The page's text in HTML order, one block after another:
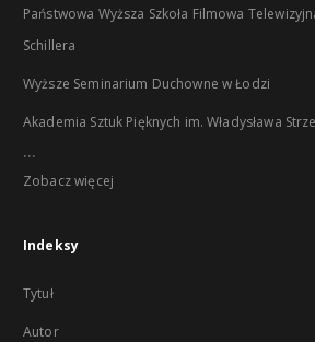
Państwowa Wyższa Szkoła Filmowa
Schillera
Wyższe Seminarium Duchowne w Łodzi
Akademia Sztuk Pięknych im. Władysława
...
Zobacz więcej
Indeksy
Tytuł
Autor